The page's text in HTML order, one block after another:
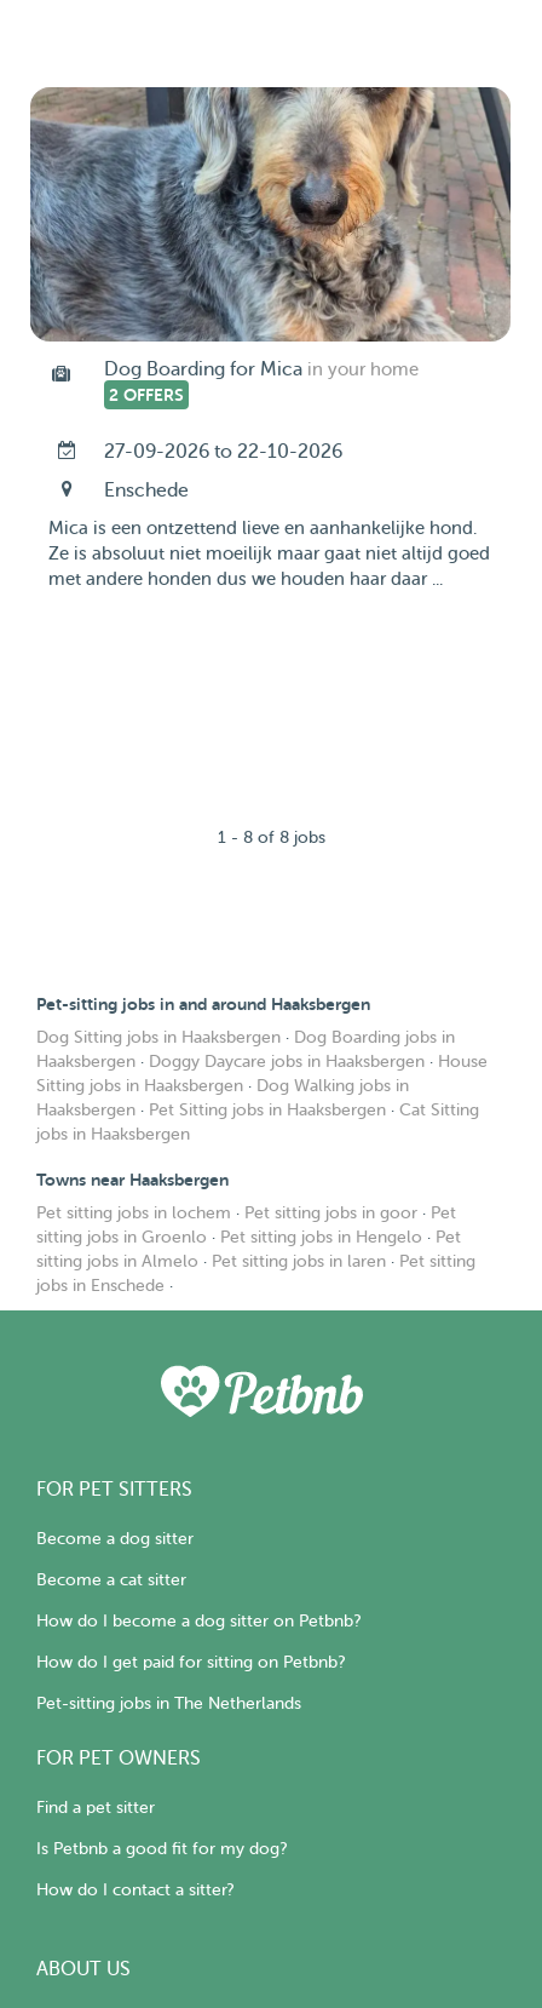
Dog Boarding for Mica in your home
2 OFFERS
27-09-2026 to 22-10-2026
Enschede
Mica is een ontzettend lieve en aanhankelijke hond.
Ze is absoluut niet moeilijk maar gaat niet altijd goed
met andere honden dus we houden haar daar ...
1 - 8 of 8 jobs
Pet-sitting jobs in and around Haaksbergen
Dog Sitting jobs in Haaksbergen · Dog Boarding jobs in
Haaksbergen · Doggy Daycare jobs in Haaksbergen · House
Sitting jobs in Haaksbergen · Dog Walking jobs in
Haaksbergen · Pet Sitting jobs in Haaksbergen · Cat Sitting
jobs in Haaksbergen
Towns near Haaksbergen
Pet sitting jobs in lochem · Pet sitting jobs in goor · Pet
sitting jobs in Groenlo · Pet sitting jobs in Hengelo · Pet
sitting jobs in Almelo · Pet sitting jobs in laren · Pet sitting
jobs in Enschede ·
FOR PET SITTERS
Become a dog sitter
Become a cat sitter
How do I become a dog sitter on Petbnb?
How do I get paid for sitting on Petbnb?
Pet-sitting jobs in The Netherlands
FOR PET OWNERS
Find a pet sitter
Is Petbnb a good fit for my dog?
How do I contact a sitter?
ABOUT US